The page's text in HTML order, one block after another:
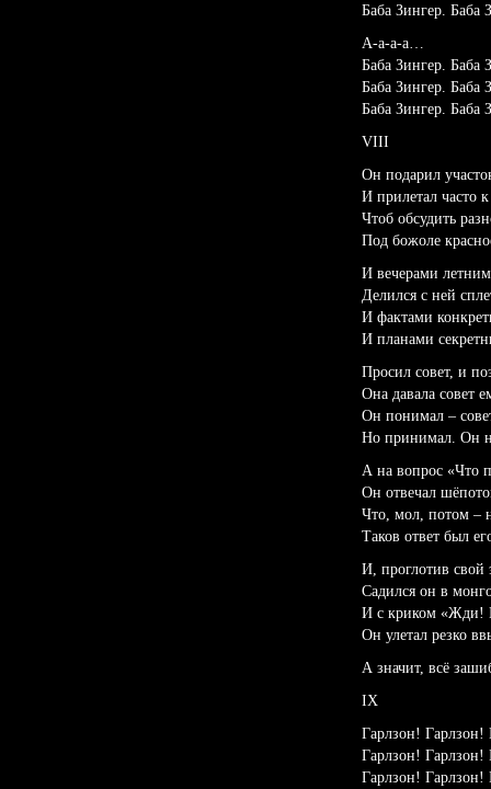
Баба Зингер.
А-а-а-а…
Баба Зингер. Баба
Баба Зингер. Баба
Баба Зингер. Баба
VIII
Он подарил
И прилетал часто
Чтоб обсудить
Под божоле
И вечерами
Делился с ней
И фактами
И планами
Просил совет, и
Она давала совет
Он понимал –
Но принимал. Он
А на вопрос «Что
Он отвечал
Что, мол, потом –
Таков ответ был
И, проглотив свой
Садился он в
И с криком «Жди!
Он улетал резко
А значит, всё
IX
Гарлзон! Гарлзон!
Гарлзон! Гарлзон!
Гарлзон! Гарлзон!